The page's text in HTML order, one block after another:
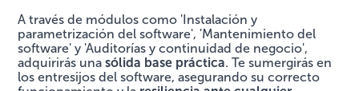
A través de módulos como 'Instalación y
parametrización del software', 'Mantenimiento del
software' y 'Auditorías y continuidad de negocio',
adquirirás unasólida base práctica. Te sumergirás en
los entresijos del software, asegurando su correcto